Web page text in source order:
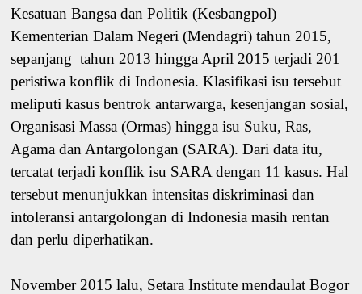
Kesatuan Bangsa dan Politik (Kesbangpol)
Kementerian Dalam Negeri (Mendagri) tahun 2015,
sepanjang tahun 2013 hingga April 2015 terjadi 201
peristiwa konflik di Indonesia. Klasifikasi isu tersebut
meliputi kasus bentrok antarwarga, kesenjangan sosial,
Organisasi Massa (Ormas) hingga isu Suku, Ras,
Agama dan Antargolongan (SARA). Dari data itu,
tercatat terjadi konflik isu SARA dengan 11 kasus. Hal
tersebut menunjukkan intensitas diskriminasi dan
intoleransi antargolongan di Indonesia masih rentan
dan perlu diperhatikan.
November 2015 lalu, Setara Institute mendaulat Bogor